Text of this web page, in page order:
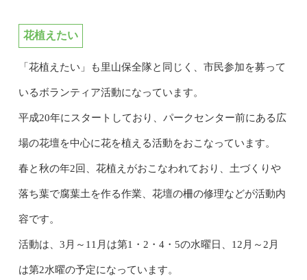
花植えたい
「花植えたい」も里山保全隊と同じく、市民参加を募って
いるボランティア活動になっています。
平成20年にスタートしており、パークセンター前にある広
場の花壇を中心に花を植える活動をおこなっています。
春と秋の年2回、花植えがおこなわれており、土づくりや
落ち葉で腐葉土を作る作業、花壇の柵の修理などが活動内
容です。
活動は、3月～11月は第1・2・4・5の水曜日、12月～2月
は第2水曜の予定になっています。